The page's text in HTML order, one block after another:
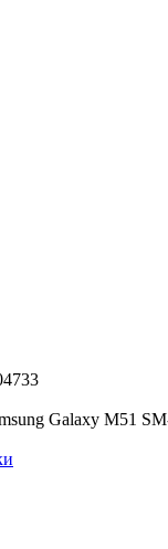
Galaxy M51